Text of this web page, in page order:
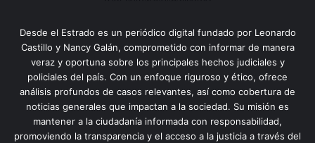
Desde el Estrado es un periódico digital fundado por Leonardo
Castillo y Nancy Galán, comprometido con informar de manera
veraz y oportuna sobre los principales hechos judiciales y
policiales del país. Con un enfoque riguroso y ético, ofrece
análisis profundos de casos relevantes, así como cobertura de
noticias generales que impactan a la sociedad. Su misión es
mantener a la ciudadanía informada con responsabilidad,
promoviendo la transparencia y el acceso a la justicia a través del